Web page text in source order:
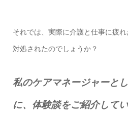
それでは、実際に介護と仕事に疲
対処されたのでしょうか？
私のケアマネージャーと
に、体験談をご紹介してい